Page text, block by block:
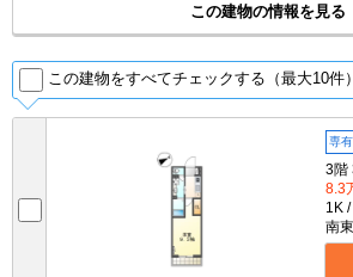
この建物の情報を見る
この建物をすべてチェックする（最大10件）
専
3階
8.3
1K
南